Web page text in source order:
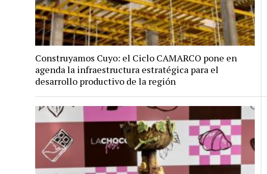
Construyamos Cuyo: el Ciclo CAMARCO pone en
agenda la infraestructura estratégica para el
desarrollo productivo de la región